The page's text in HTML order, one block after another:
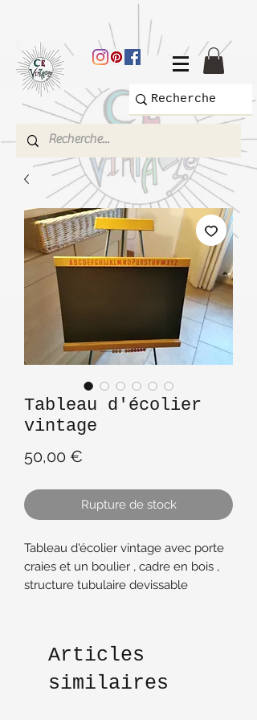
Tableau d'écolier
vintage
50,00 €
Rupture de stock
Tableau d'écolier vintage avec porte
craies et un boulier , cadre en bois ,
structure tubulaire devissable
car peut se plier
Beaucoup de charme pour ce jouet
Articles
similaires